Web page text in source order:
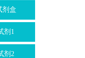
剂盒
剂1
剂2